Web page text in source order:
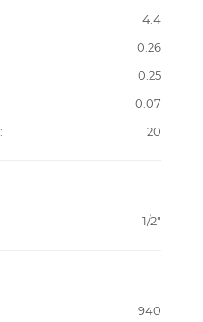
4.4
0.26
0.25
0.07
20
1/2"
940